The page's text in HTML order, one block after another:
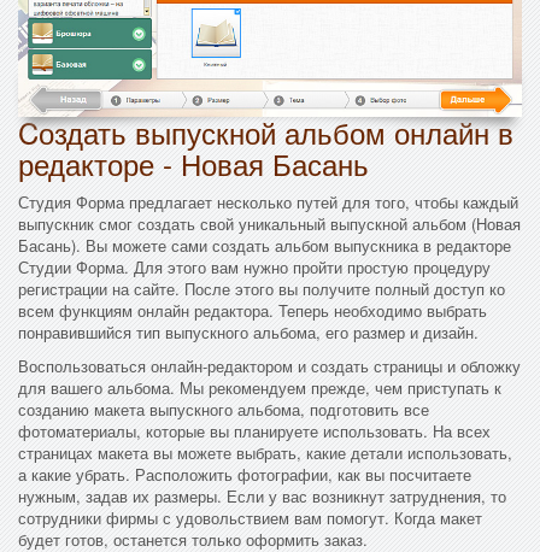
Cоздать выпускной альбом онлайн в
редакторе - Новая Басань
Студия Форма предлагает несколько путей для того, чтобы каждый
выпускник смог создать свой уникальный выпускной альбом (Новая
Басань). Вы можете сами создать альбом выпускника в редакторе
Студии Форма. Для этого вам нужно пройти простую процедуру
регистрации на сайте. После этого вы получите полный доступ ко
всем функциям онлайн редактора. Теперь необходимо выбрать
понравившийся тип выпускного альбома, его размер и дизайн.
Воспользоваться онлайн-редактором и создать страницы и обложку
для вашего альбома. Мы рекомендуем прежде, чем приступать к
созданию макета выпускного альбома, подготовить все
фотоматериалы, которые вы планируете использовать. На всех
страницах макета вы можете выбрать, какие детали использовать,
а какие убрать. Расположить фотографии, как вы посчитаете
нужным, задав их размеры. Если у вас возникнут затруднения, то
сотрудники фирмы с удовольствием вам помогут. Когда макет
будет готов, останется только оформить заказ.